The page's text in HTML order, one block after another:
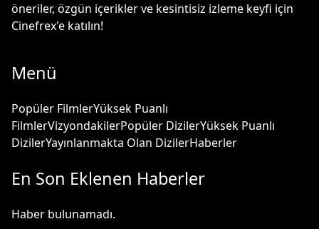
öneriler, özgün içerikler ve kesintisiz izleme keyfi için
Cinefrex'e katılın!
Menü
Popüler FilmlerYüksek Puanlı
FilmlerVizyondakilerPopüler DizilerYüksek Puanlı
DizilerYayınlanmakta Olan DizilerHaberler
En Son Eklenen Haberler
Haber bulunamadı.